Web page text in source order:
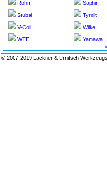
Röhm Saphir
Stubai Tyrolit
V-Coil Wilke
WTE
Yamawa
© 2007-2019 Lackner & Urnitsch